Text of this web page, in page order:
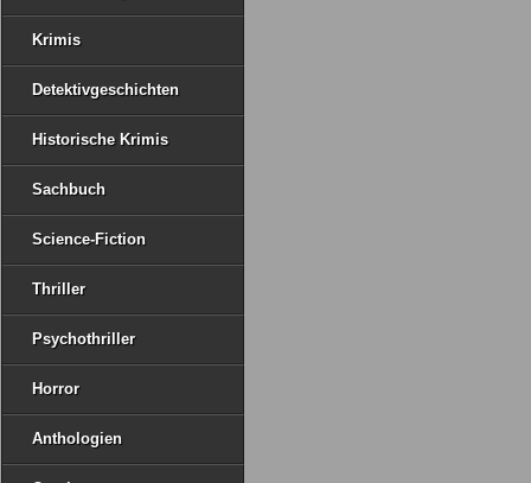
Krimis
Detektivgeschichten
Historische Krimis
Sachbuch
Science-Fiction
Thriller
Psychothriller
Horror
Anthologien